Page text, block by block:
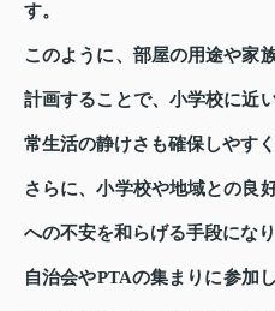
す。
このように、部屋の用途や家
計画することで、小学校に近
常生活の静けさも確保しやすく
さらに、小学校や地域との良
への不安を和らげる手段になり
自治会やPTAの集まりに参加